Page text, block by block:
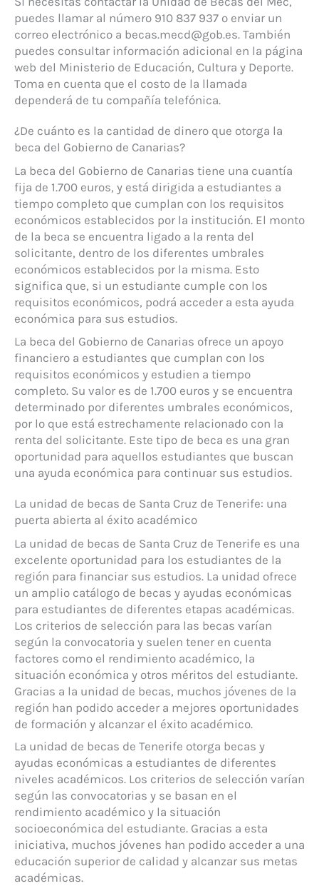
puedes llamar al número 910 837 937 o enviar un
correo electrónico a becas.mecd@gob.es. También
puedes consultar información adicional en la página
web del Ministerio de Educación, Cultura y Deporte.
Toma en cuenta que el costo de la llamada
dependerá de tu compañía telefónica.
¿De cuánto es la cantidad de dinero que otorga la
beca del Gobierno de Canarias?
La beca del Gobierno de Canarias tiene una cuantía
fija de 1.700 euros, y está dirigida a estudiantes a
tiempo completo que cumplan con los requisitos
económicos establecidos por la institución. El monto
de la beca se encuentra ligado a la renta del
solicitante, dentro de los diferentes umbrales
económicos establecidos por la misma. Esto
significa que, si un estudiante cumple con los
requisitos económicos, podrá acceder a esta ayuda
económica para sus estudios.
La beca del Gobierno de Canarias ofrece un apoyo
financiero a estudiantes que cumplan con los
requisitos económicos y estudien a tiempo
completo. Su valor es de 1.700 euros y se encuentra
determinado por diferentes umbrales económicos,
por lo que está estrechamente relacionado con la
renta del solicitante. Este tipo de beca es una gran
oportunidad para aquellos estudiantes que buscan
una ayuda económica para continuar sus estudios.
La unidad de becas de Santa Cruz de Tenerife: una
puerta abierta al éxito académico
La unidad de becas de Santa Cruz de Tenerife es una
excelente oportunidad para los estudiantes de la
región para financiar sus estudios. La unidad ofrece
un amplio catálogo de becas y ayudas económicas
para estudiantes de diferentes etapas académicas.
Los criterios de selección para las becas varían
según la convocatoria y suelen tener en cuenta
factores como el rendimiento académico, la
situación económica y otros méritos del estudiante.
Gracias a la unidad de becas, muchos jóvenes de la
región han podido acceder a mejores oportunidades
de formación y alcanzar el éxito académico.
La unidad de becas de Tenerife otorga becas y
ayudas económicas a estudiantes de diferentes
niveles académicos. Los criterios de selección varían
según las convocatorias y se basan en el
rendimiento académico y la situación
socioeconómica del estudiante. Gracias a esta
iniciativa, muchos jóvenes han podido acceder a una
educación superior de calidad y alcanzar sus metas
académicas.